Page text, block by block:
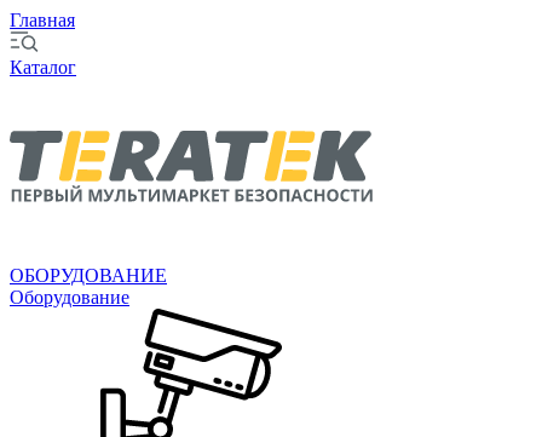
Главная
Каталог
ОБОРУДОВАНИЕ
Оборудование